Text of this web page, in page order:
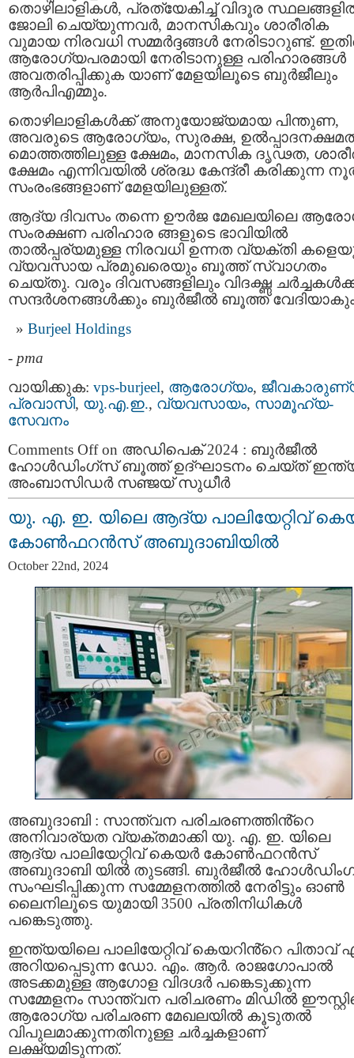
തൊഴിലാളികൾ, പ്രത്യേകിച്ച് വിദൂര
ജോലി ചെയ്യുന്നവർ, മാനസികവും ശാരീരിക
വുമായ നിരവധി സമ്മർദ്ദങ്ങൾ നേരിടാറുണ്ട്.
ആരോഗ്യപരമായി നേരിടാനുള്ള പരിഹാരങ്ങൾ
അവതരിപ്പിക്കുക യാണ് മേളയിലൂടെ ബുർജീലും
ആർപിഎമ്മും.
തൊഴിലാളികൾക്ക് അനുയോജ്യമായ പിന്തുണ,
അവരുടെ ആരോഗ്യം, സുരക്ഷ,
മൊത്തത്തിലുള്ള ക്ഷേമം, മാനസിക ദൃഢത,
ക്ഷേമം എന്നിവയിൽ ശ്രദ്ധ കേന്ദ്രീ കരിക്കുന്ന
സംരംഭങ്ങളാണ് മേളയിലുള്ളത്.
ആദ്യ ദിവസം തന്നെ ഊർജ മേഖലയിലെ
സംരക്ഷണ പരിഹാര ങ്ങളുടെ ഭാവിയിൽ
താൽപ്പര്യമുള്ള നിരവധി ഉന്നത വ്യക്തി
വ്യവസായ പ്രമുഖരെയും ബൂത്ത് സ്വാഗതം
ചെയ്തു. വരും ദിവസങ്ങളിലും വിദഗ്ദ്ധ
സന്ദർശനങ്ങൾക്കും ബുർജീൽ ബൂത്ത്
Burjeel Holdings
- pma
വായിക്കുക: vps-burjeel, ആരോഗ്യം,
പ്രവാസി, യു.എ.ഇ., വ്യവസായം, സാമൂഹ്യ-
സേവനം
Comments Offon അഡിപെക് 2024 : ബുർജീൽ
ഹോൾഡിംഗ്‌സ് ബൂത്ത് ഉദ്ഘാടനം ചെയ്ത്
അംബാസിഡർ സഞ്ജയ് സുധീർ
യു. എ. ഇ. യിലെ ആദ്യ പാലിയേറ്റിവ്
കോൺഫറൻസ് അബുദാബിയിൽ
October 22nd, 2024
അബുദാബി : സാന്ത്വന പരിചരണത്തിൻ്റെ
അനിവാര്യത വ്യക്തമാക്കി യു. എ. ഇ. യിലെ
ആദ്യ പാലിയേറ്റിവ് കെയർ കോൺഫറൻസ്
അബുദാബി യിൽ തുടങ്ങി. ബുർജീൽ
സംഘടിപ്പിക്കുന്ന സമ്മേളനത്തിൽ നേരിട്ടും ഓൺ
ലൈനിലൂടെ യുമായി 3500 പ്രതിനിധികൾ
പങ്കെടുത്തു.
ഇന്ത്യയിലെ പാലിയേറ്റിവ് കെയറിൻ്റെ പിതാവ്
അറിയപ്പെടുന്ന ഡോ. എം. ആർ. രാജഗോപാൽ
അടക്കമുള്ള ആഗോള വിദഗ്ദർ പങ്കെടുക്കുന്ന
സമ്മേളനം സാന്ത്വന പരിചരണം മിഡിൽ
ആരോഗ്യ പരിചരണ മേഖലയിൽ കൂടുതൽ
വിപുലമാക്കുന്നതിനുള്ള ചർച്ചകളാണ്
ലക്ഷ്യമിടുന്നത്.